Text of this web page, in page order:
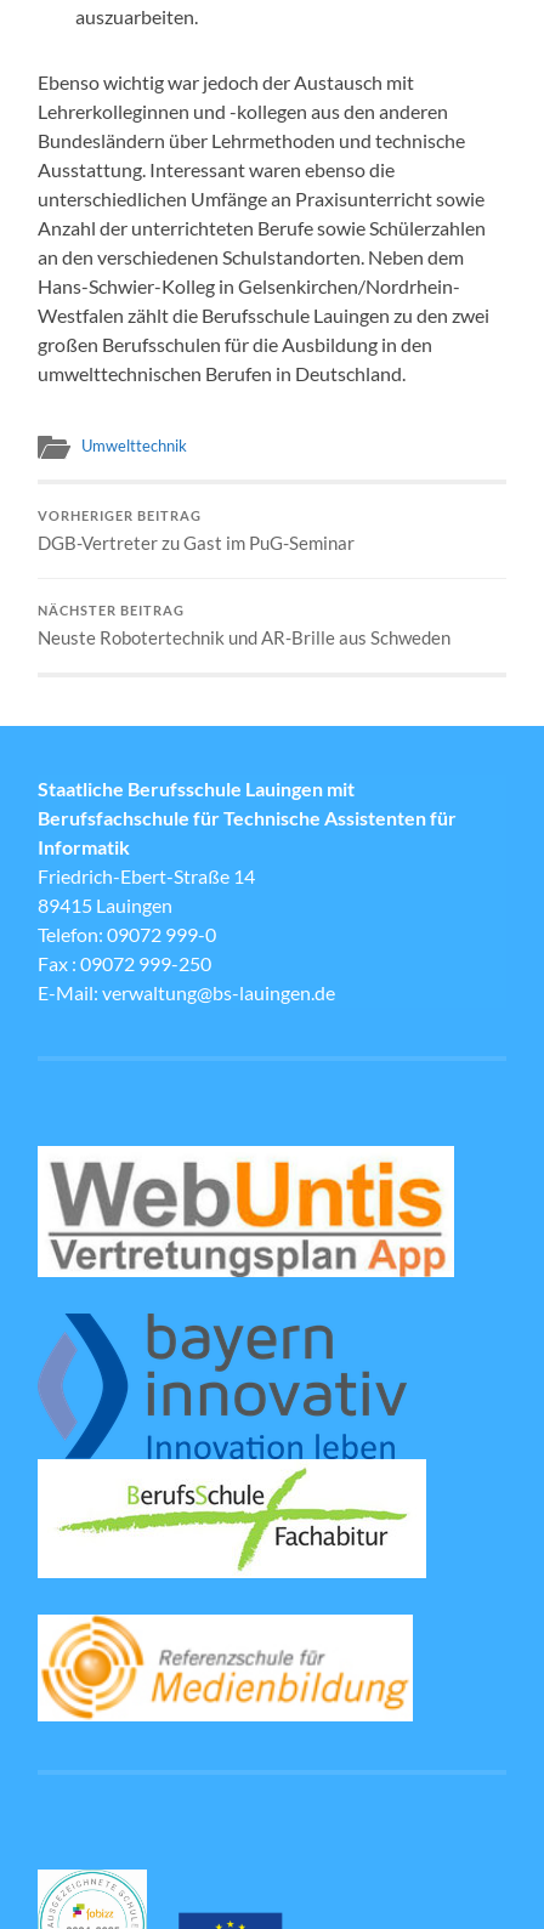
auszuarbeiten.
Ebenso wichtig war jedoch der Austausch mit
Lehrerkolleginnen und -kollegen aus den anderen
Bundesländern über Lehrmethoden und technische
Ausstattung. Interessant waren ebenso die
unterschiedlichen Umfänge an Praxisunterricht sowie
Anzahl der unterrichteten Berufe sowie Schülerzahlen
an den verschiedenen Schulstandorten. Neben dem
Hans-Schwier-Kolleg in Gelsenkirchen/Nordrhein-
Westfalen zählt die Berufsschule Lauingen zu den zwei
großen Berufsschulen für die Ausbildung in den
umwelttechnischen Berufen in Deutschland.
Umwelttechnik
VORHERIGER BEITRAG
DGB-Vertreter zu Gast im PuG-Seminar
NÄCHSTER BEITRAG
Neuste Robotertechnik und AR-Brille aus Schweden
Staatliche Berufsschule Lauingen mit
Berufsfachschule für Technische Assistenten für
Informatik
Friedrich-Ebert-Straße 14
89415 Lauingen
Telefon: 09072 999-0
Fax : 09072 999-250
E-Mail: verwaltung@bs-lauingen.de